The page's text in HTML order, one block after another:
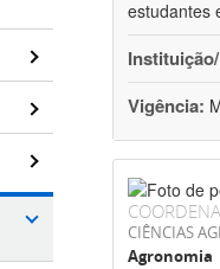
estudantes
Vigência:
CIÊNCIAS
Agronomia